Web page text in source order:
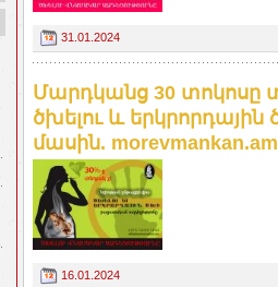
31.01.2024
Մարդկանց 30 տոկոսը
ծխելու և
մասին. morevmankan.am
16.01.2024